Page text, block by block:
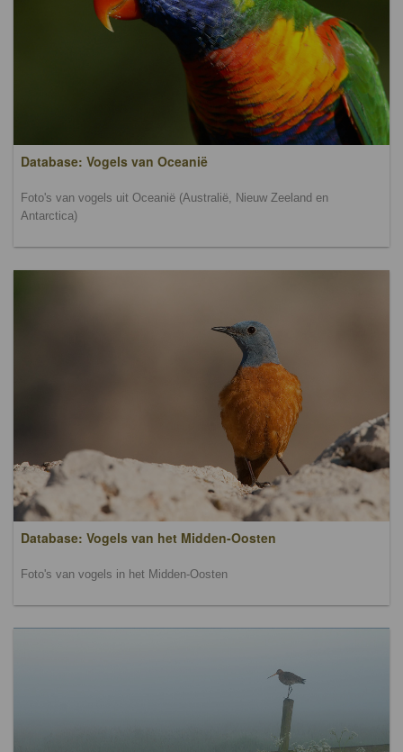
Database: Vogels van Oceanië
Foto's van vogels uit Oceanië (Australië, Nieuw Zeeland en
Antarctica)
Database: Vogels van het Midden-Oosten
Foto's van vogels in het Midden-Oosten